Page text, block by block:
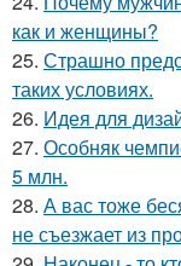
как и женщины?
25. Страшно
таких условиях.
26. Идея для
27. Особняк
5 млн.
28. А вас тоже
не съезжает из